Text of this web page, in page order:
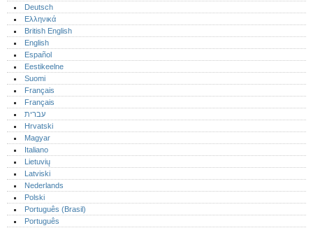
Deutsch
Ελληνικά
British English
English
Español
Eestikeelne
Suomi
Français
Français
עברית
Hrvatski
Magyar
Italiano
Lietuvių
Latviski
Nederlands
Polski
Português (Brasil)
Português‎